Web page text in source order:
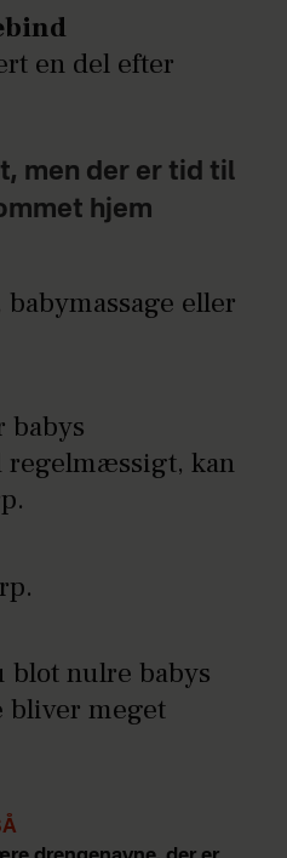
en del efter
men der er tid til
hjem
eller
babys
regelmæssigt, kan
blot nulre babys
bliver meget